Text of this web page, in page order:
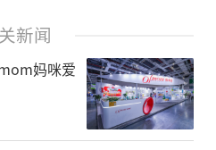
新闻
妈咪爱